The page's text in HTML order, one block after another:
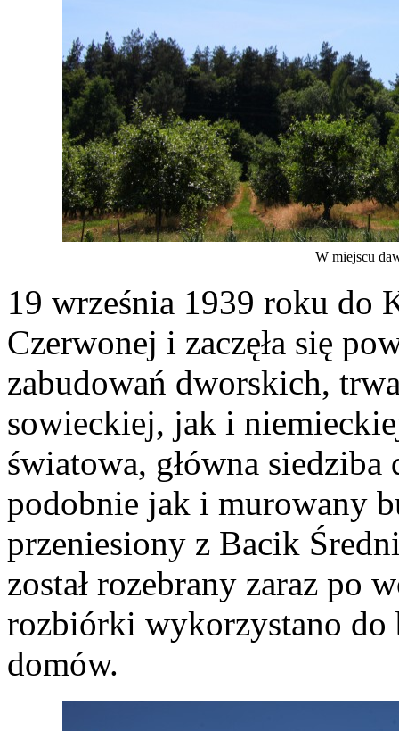
W miejscu
19 września 1939 roku do
Czerwonej i zaczęła się
zabudowań dworskich,
sowieckiej, jak i
światowa, główna
podobnie jak i murowany
przeniesiony z Bacik
został rozebrany zaraz po
rozbiórki wykorzystano
domów.